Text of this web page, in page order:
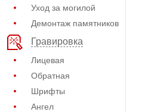
Уход за могилой
Демонтаж памятников
Гравировка
Лицевая
Обратная
Шрифты
Ангел